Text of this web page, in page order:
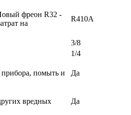
фреон R32 -
на
R410A
3/8
1/4
прибора, помыть и
Да
вредных
Да